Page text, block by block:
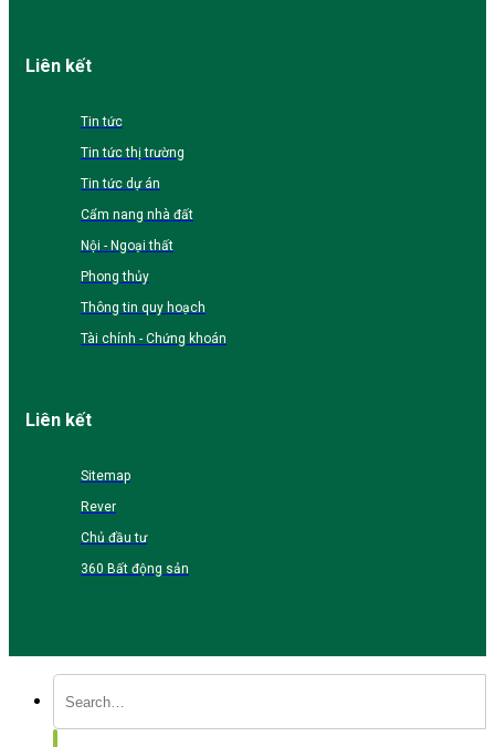
Liên kết
Tin tức
Tin tức thị trường
Tin tức dự án
Cẩm nang nhà đất
Nội - Ngoại thất
Phong thủy
Thông tin quy hoạch
Tài chính - Chứng khoán
Liên kết
Sitemap
Rever
Chủ đầu tư
360 Bất động sản